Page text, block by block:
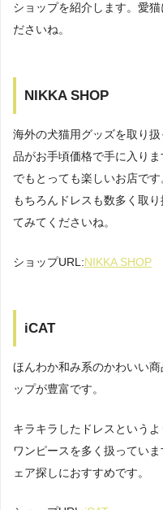
ショップを紹介します。愛
ださいね。
NIKKA SHOP
海外の犬猫用グッズを取り
品がお手頃価格で手に入り
でもとっても楽しいお店です
もちろんドレスも数多く取
てみてくださいね。
ショップURL:NIKKA SHOP
iCAT
ほんわか和み系のかわいい
ップが豊富です。
キラキラしたドレスという
ワンピースを多く扱ってい
ェア探しにおすすめです。